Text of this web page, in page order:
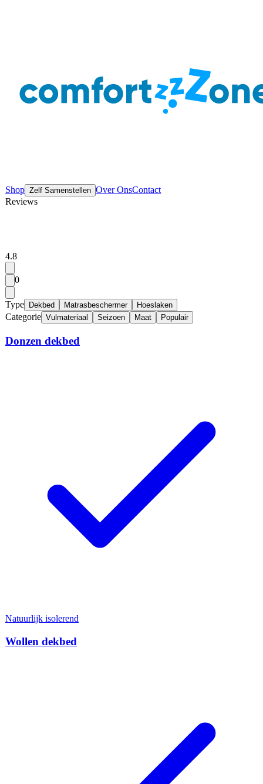
Shop Zelf Samenstellen Over OnsContact
Reviews
4.8
0
Type Dekbed Matrasbeschermer Hoeslaken
Categorie Vulmateriaal Seizoen Maat Populair
Donzen dekbed
Natuurlijk isolerend
Wollen dekbed